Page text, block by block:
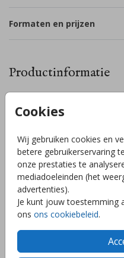
Cookies
Wij gebruiken cookies en
betere gebruikerservaring
onze prestaties te
mediadoeleinden (het
advertenties).
Je kunt jouw toestemming
ons ons cookiebeleid.
Formaten en prijzen
Productinformatie
Omschrijving
in aquarel en goudfolie
nodig bij het opmaken of wil
een berichtje - wij helpen je
knuffelbeertjes uit de editor
kaartje. Hulp nodig? Wij
Toon meer
Collectie